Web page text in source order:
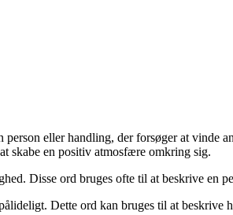
person eller handling, der forsøger at vinde
skabe en positiv atmosfære omkring sig.
Disse ord bruges ofte til at beskrive en
Dette ord kan bruges til at beskrive